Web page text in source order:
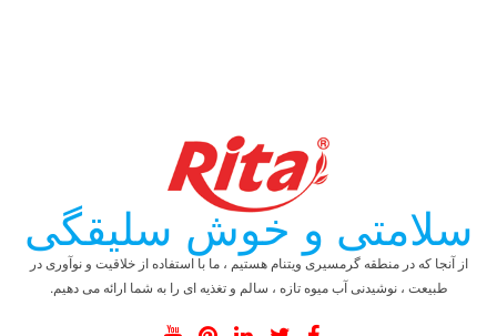
سلامتی و خوش سلیقگی
از آنجا که در منطقه گرمسیری ویتنام هستیم ، ما با استفاده از خلاقیت و نوآوری در
طبیعت ، نوشیدنی آب میوه تازه ، سالم و تغذیه ای را به شما ارائه می دهیم.